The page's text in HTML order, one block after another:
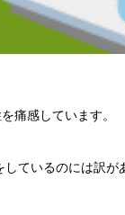
痛感しています。
ているのには訳が